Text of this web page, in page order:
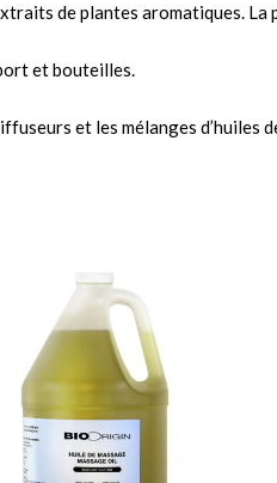
de plantes aromatiques. La
et bouteilles.
et les mélanges d’huiles